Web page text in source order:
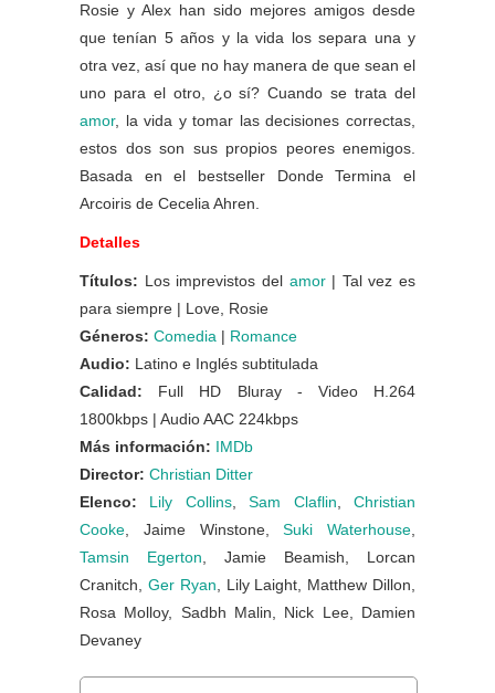
Rosie y Alex han sido mejores amigos desde
que tenían 5 años y la vida los separa una y
otra vez, así que no hay manera de que sean el
uno para el otro, ¿o sí? Cuando se trata del
amor, la vida y tomar las decisiones correctas,
estos dos son sus propios peores enemigos.
Basada en el bestseller Donde Termina el
Arcoiris de Cecelia Ahren.
Detalles
Títulos: Los imprevistos del amor| Tal vez es
para siempre | Love, Rosie
Géneros: Comedia | Romance
Audio: Latino e Inglés subtitulada
Calidad: Full HD Bluray - Video H.264
1800kbps | Audio AAC 224kbps
Más información: IMDb
Director: Christian Ditter
Elenco: Lily Collins,Sam Claflin ,Christian
Cooke , Jaime Winstone,Suki Waterhouse
Tamsin Egerton , Jamie Beamish, Lorcan
Cranitch, Ger Ryan , Lily Laight, Matthew Dillon,
Rosa Molloy, Sadbh Malin, Nick Lee, Damien
Devaney